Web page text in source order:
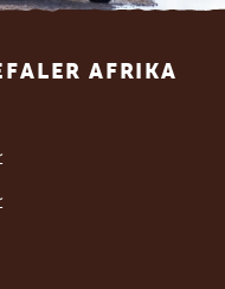
AFRIKA